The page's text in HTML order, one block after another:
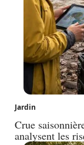
Jardin
Crue
analysent les